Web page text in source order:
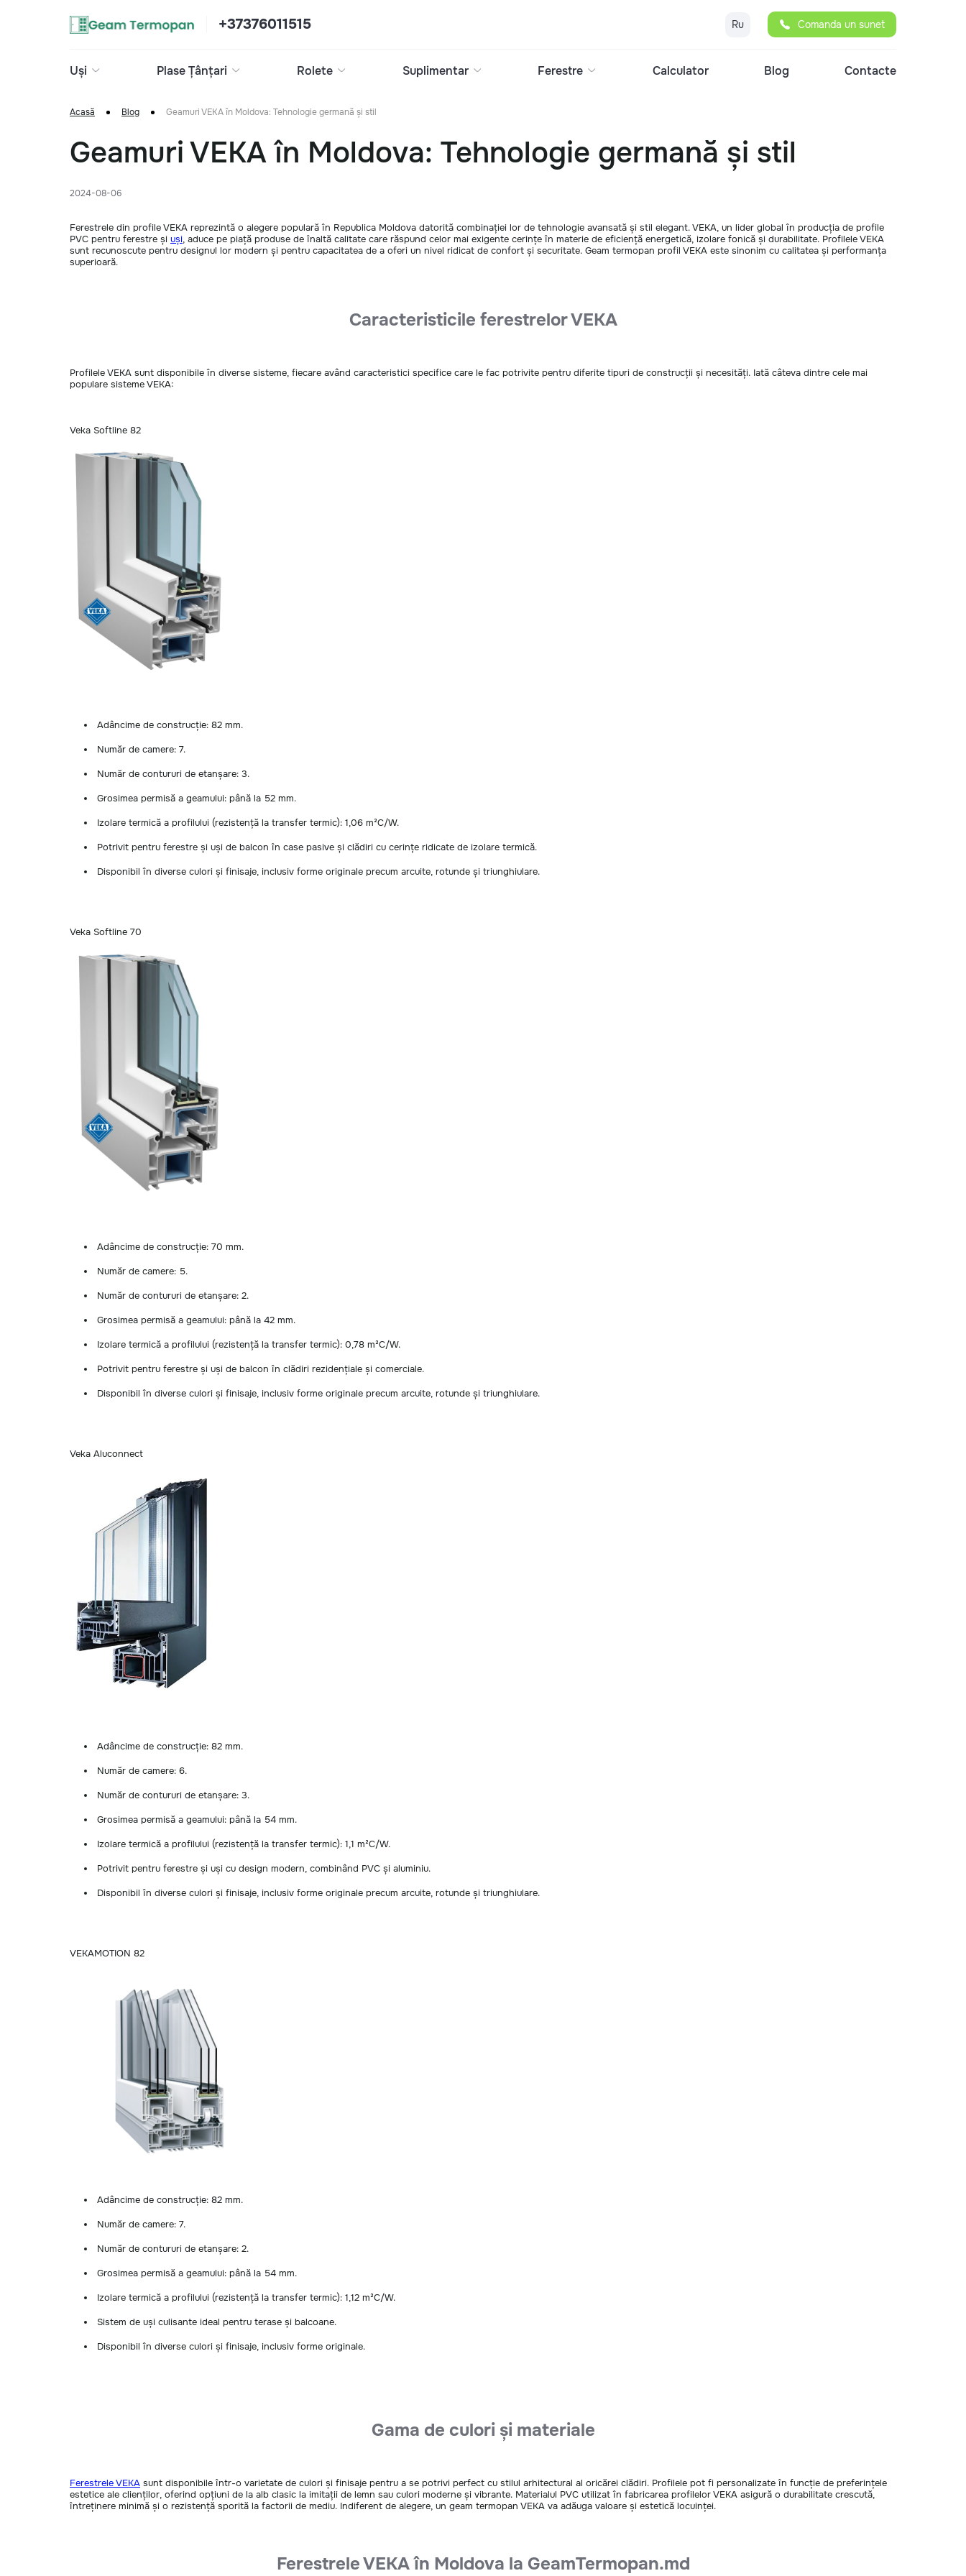
+37376011515 Ru Comanda un sunet
Uși Plase Țânțari Rolete Suplimentar Ferestre Calculator Blog Contacte
Acasă Blog Geamuri VEKA în Moldova: Tehnologie germană și stil
Geamuri VEKA în Moldova: Tehnologie germană și stil
2024-08-06
Ferestrele din profile VEKA reprezintă o alegere populară în Republica Moldova datorită combinației lor de tehnologie avansată și stil elegant. VEKA, un lider global în producția de profile
PVC pentru ferestre și uși, aduce pe piață produse de înaltă calitate care răspund celor mai exigente cerințe în materie de eficiență energetică, izolare fonică și durabilitate. Profilele VEKA
sunt recunoscute pentru designul lor modern și pentru capacitatea de a oferi un nivel ridicat de confort și securitate. Geam termopan profil VEKA este sinonim cu calitatea și performanța
superioară.
Caracteristicile ferestrelor VEKA
Profilele VEKA sunt disponibile în diverse sisteme, fiecare având caracteristici specifice care le fac potrivite pentru diferite tipuri de construcții și necesități. Iată câteva dintre cele mai
populare sisteme VEKA:
Veka Softline 82
Adâncime de construcție: 82 mm.
Număr de camere: 7.
Număr de contururi de etanșare: 3.
Grosimea permisă a geamului: până la 52 mm.
Izolare termică a profilului (rezistență la transfer termic): 1,06 m²C/W.
Potrivit pentru ferestre și uși de balcon în case pasive și clădiri cu cerințe ridicate de izolare termică.
Disponibil în diverse culori și finisaje, inclusiv forme originale precum arcuite, rotunde și triunghiulare.
Veka Softline 70
Adâncime de construcție: 70 mm.
Număr de camere: 5.
Număr de contururi de etanșare: 2.
Grosimea permisă a geamului: până la 42 mm.
Izolare termică a profilului (rezistență la transfer termic): 0,78 m²C/W.
Potrivit pentru ferestre și uși de balcon în clădiri rezidențiale și comerciale.
Disponibil în diverse culori și finisaje, inclusiv forme originale precum arcuite, rotunde și triunghiulare.
Veka Aluconnect
Adâncime de construcție: 82 mm.
Număr de camere: 6.
Număr de contururi de etanșare: 3.
Grosimea permisă a geamului: până la 54 mm.
Izolare termică a profilului (rezistență la transfer termic): 1,1 m²C/W.
Potrivit pentru ferestre și uși cu design modern, combinând PVC și aluminiu.
Disponibil în diverse culori și finisaje, inclusiv forme originale precum arcuite, rotunde și triunghiulare.
VEKAMOTION 82
Adâncime de construcție: 82 mm.
Număr de camere: 7.
Număr de contururi de etanșare: 2.
Grosimea permisă a geamului: până la 54 mm.
Izolare termică a profilului (rezistență la transfer termic): 1,12 m²C/W.
Sistem de uși culisante ideal pentru terase și balcoane.
Disponibil în diverse culori și finisaje, inclusiv forme originale.
Gama de culori și materiale
Ferestrele VEKA sunt disponibile într-o varietate de culori și finisaje pentru a se potrivi perfect cu stilul arhitectural al oricărei clădiri. Profilele pot fi personalizate în funcție de preferințele
estetice ale clienților, oferind opțiuni de la alb clasic la imitații de lemn sau culori moderne și vibrante. Materialul PVC utilizat în fabricarea profilelor VEKA asigură o durabilitate crescută,
întreținere minimă și o rezistență sporită la factorii de mediu. Indiferent de alegere, un geam termopan VEKA va adăuga valoare și estetică locuinței.
Ferestrele VEKA în Moldova la GeamTermopan.md